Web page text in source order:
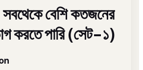
বেশি কতজনের
করতে পারি (সেট-১)